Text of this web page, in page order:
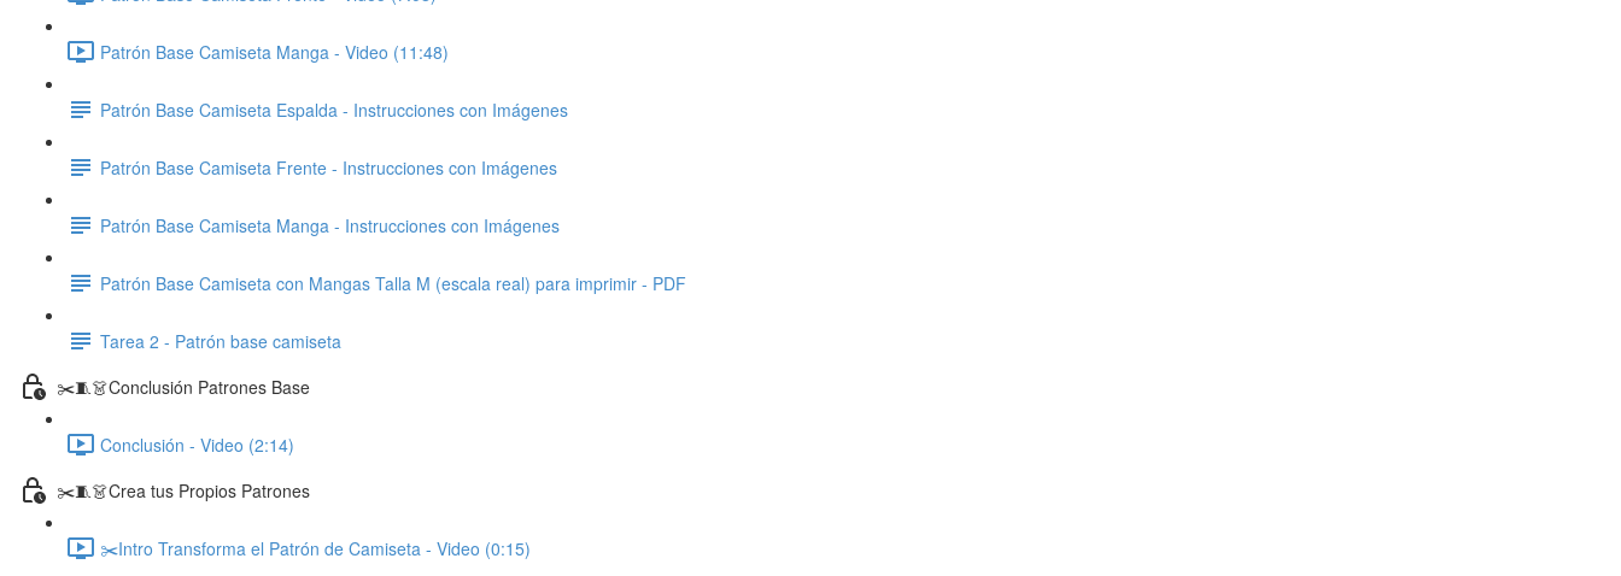
Patrón Base Camiseta Manga - Video (11:48)
Patrón Base Camiseta Espalda - Instrucciones con Imágenes
Patrón Base Camiseta Frente - Instrucciones con Imágenes
Patrón Base Camiseta Manga - Instrucciones con Imágenes
Patrón Base Camiseta con Mangas Talla M (escala real) para imprimir - PDF
Tarea 2 - Patrón base camiseta
✂️🧵👗Conclusión Patrones Base
Conclusión - Video (2:14)
✂️🧵👗Crea tus Propios Patrones
✂️Intro Transforma el Patrón de Camiseta - Video (0:15)